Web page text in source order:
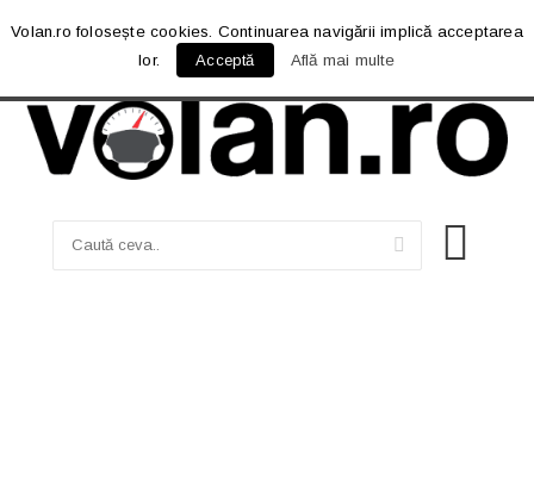
Volan.ro folosește cookies. Continuarea navigării implică acceptarea
lor.
Acceptă Află mai multe